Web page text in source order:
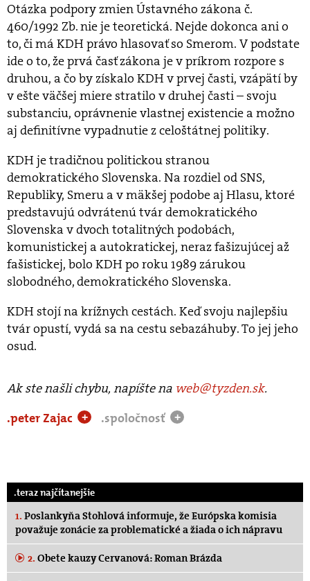
Otázka podpory zmien Ústavného zákona č.
460/1992 Zb. nie je teoretická. Nejde dokonca ani o
to, či má KDH právo hlasovať so Smerom. V podstate
ide o to, že prvá časť zákona je v príkrom rozpore s
druhou, a čo by získalo KDH v prvej časti, vzápätí by
v ešte väčšej miere stratilo v druhej časti – svoju
substanciu, oprávnenie vlastnej existencie a možno
aj definitívne vypadnutie z celoštátnej politiky.
KDH je tradičnou politickou stranou
demokratického Slovenska. Na rozdiel od SNS,
Republiky, Smeru a v mäkšej podobe aj Hlasu, ktoré
predstavujú odvrátenú tvár demokratického
Slovenska v dvoch totalitných podobách,
komunistickej a autokratickej, neraz fašizujúcej až
fašistickej, bolo KDH po roku 1989 zárukou
slobodného, demokratického Slovenska.
KDH stojí na krížnych cestách. Keď svoju najlepšiu
tvár opustí, vydá sa na cestu sebazáhuby. To jej jeho
osud.
Ak ste našli chybu, napíšte na web@tyzden.sk.
.peter Zajac
+ .spoločnosť +
.teraz najčítanejšie
1. Poslankyňa Stohlová informuje, že Európska komisia
považuje zonácie za problematické a žiada o ich nápravu
2. Obete kauzy Cervanová: Roman Brázda